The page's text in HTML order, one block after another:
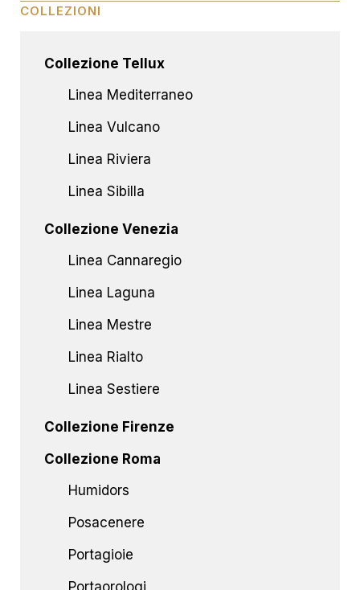
COLLEZIONI
Collezione Tellux
Linea Mediterraneo
Linea Vulcano
Linea Riviera
Linea Sibilla
Collezione Venezia
Linea Cannaregio
Linea Laguna
Linea Mestre
Linea Rialto
Linea Sestiere
Collezione Firenze
Collezione Roma
Humidors
Posacenere
Portagioie
Portaorologi